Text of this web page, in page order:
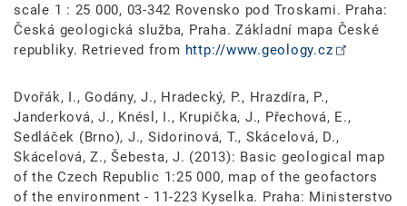
scale 1 : 25 000, 03-342 Rovensko pod Troskami. Praha:
Česká geologická služba, Praha. Základní mapa České
republiky. Retrieved from http://www.geology.cz
Dvořák, I., Godány, J., Hradecký, P., Hrazdíra, P.,
Janderková, J., Knésl, I., Krupička, J., Přechová, E.,
Sedláček (Brno), J., Sidorinová, T., Skácelová, D.,
Skácelová, Z., Šebesta, J. (2013): Basic geological map
of the Czech Republic 1:25 000, map of the geofactors
of the environment - 11-223 Kyselka. Praha: Ministerstvo